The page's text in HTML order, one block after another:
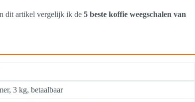
dit artikel vergelijk ik de 5 beste koffie weegschalen van
3 kg, betaalbaar